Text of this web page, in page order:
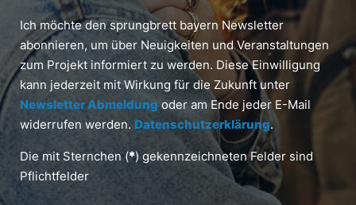
Ich möchte den sprungbrett bayern Newsletter
abonnieren, um über Neuigkeiten und Veranstaltungen
zum Projekt informiert zu werden. Diese Einwilligung
kann jederzeit mit Wirkung für die Zukunft unter
Newsletter Abmeldung oder am Ende jeder E-Mail
widerrufen werden. Datenschutzerklärung.
Die mit Sternchen (*) gekennzeichneten Felder sind
Pflichtfelder